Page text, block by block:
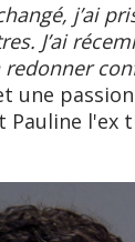
j’ai
J’ai
une
l'ex